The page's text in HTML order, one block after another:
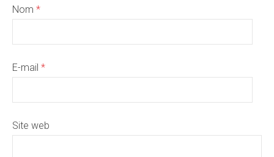
Nom *
E-mail *
Site web